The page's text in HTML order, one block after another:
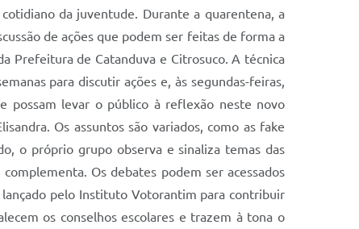
da juventude. Durante a quarentena, a
de ações que podem ser feitas de forma a
Prefeitura de Catanduva e Citrosuco. A técnica
para discutir ações e, às segundas-feiras,
possam levar o público à reflexão neste novo
Os assuntos são variados, como as fake
o próprio grupo observa e sinaliza temas das
Os debates podem ser acessados
lançado pelo Instituto Votorantim para contribuir
os conselhos escolares e trazem à tona o